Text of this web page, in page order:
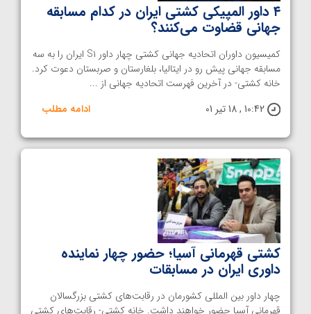
۴ داور المپیکی کشتی ایران در کدام مسابقه
جهانی‌ قضاوت می‌کنند؟
کمیسیون داوران اتحادیه جهانی کشتی چهار داور S۱ ایران را به سه
مسابقه جهانی پیش رو در ایتالیا، بلغارستان و صربستان دعوت کرد.
خانه کشتی- در آخرین فهرست اتحادیه جهانی از ...
10:42 , 18 تیر 01
ادامه مطلب
کشتی قهرمانی آسیا؛ حضور چهار نماینده
داوری ایران در مسابقات
چهار داور بین المللی کشورمان در رقابت‌های کشتی بزرگسالان
قهرمانی آسیا حضور خواهند داشت. خانه کشتی- رقابت‌های کشتی